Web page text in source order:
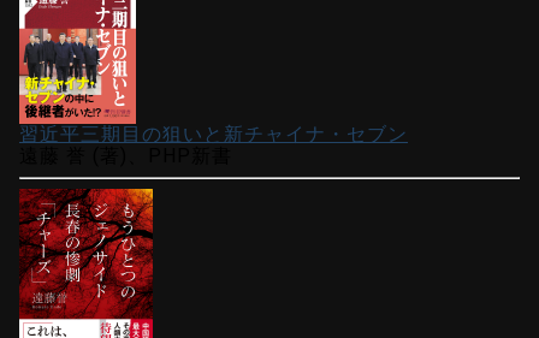
習近平三期目の狙いと新チャイナ・セブン